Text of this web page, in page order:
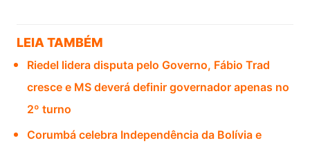
LEIA TAMBÉM
Riedel lidera disputa pelo Governo, Fábio Trad
cresce e MS deverá definir governador apenas no
2º turno
Corumbá celebra Independência da Bolívia e